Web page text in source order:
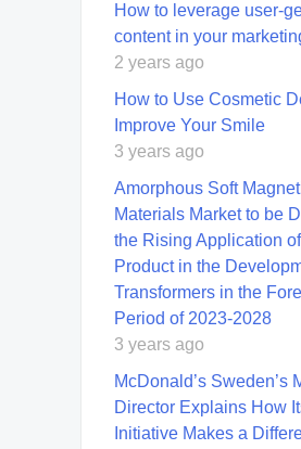
How to leverage user-
content in your
2 years ago
How to Use Cosmetic
Improve Your Smile
3 years ago
Amorphous Soft
Materials Market to be
the Rising Application
Product in the
Transformers in the
Period of 2023-2028
3 years ago
McDonald’s Sweden’s
Director Explains How
Initiative Makes a